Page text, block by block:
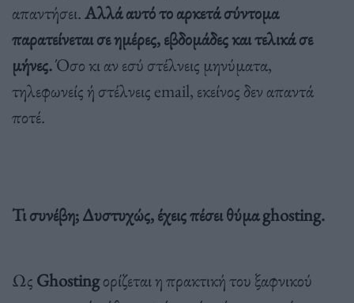
απαντήσει.Αλλά αυτό το αρκετά σύντομα
παρατείνεται σε ημέρες, εβδομάδες και τελικά σε
μήνες.Όσο κι αν εσύ στέλνεις μηνύματα,
τηλεφωνείς ή στέλνεις email, εκείνος δεν απαντά
ποτέ.
Τι συνέβη; Δυστυχώς, έχεις πέσει θύμα ghosting.
Ως Ghostingορίζεται η πρακτική του ξαφνικού